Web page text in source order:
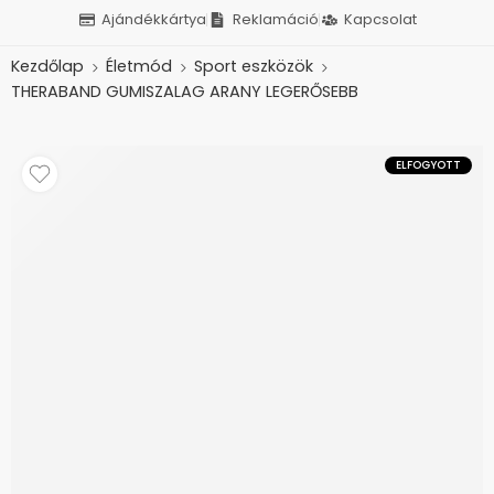
Ajándékkártya Reklamáció Kapcsolat
Kezdőlap Életmód
Sport eszközök
THERABAND GUMISZALAG ARANY LEGERŐSEBB
ELFOGYOTT